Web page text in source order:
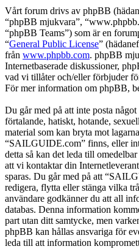
Vårt forum drivs av phpBB
“phpBB mjukvara”,
“phpBB Teams”) som är en
“General Public License”
från www.phpbb.com. phpBB
Internetbaserade diskussioner,
vad vi tillåter och/eller förbjuder
För mer information om phpBB,
Du går med på att inte posta
förtalande, hatiskt, hotande,
material som kan bryta mot
“SAILGUIDE.com” finns, eller
detta så kan det leda till
att vi kontaktar din
sparas. Du går med på att
redigera, flytta eller stänga vilka
användare godkänner du att all
databas. Denna information
part utan ditt samtycke, men
phpBB kan hållas ansvariga för
leda till att information